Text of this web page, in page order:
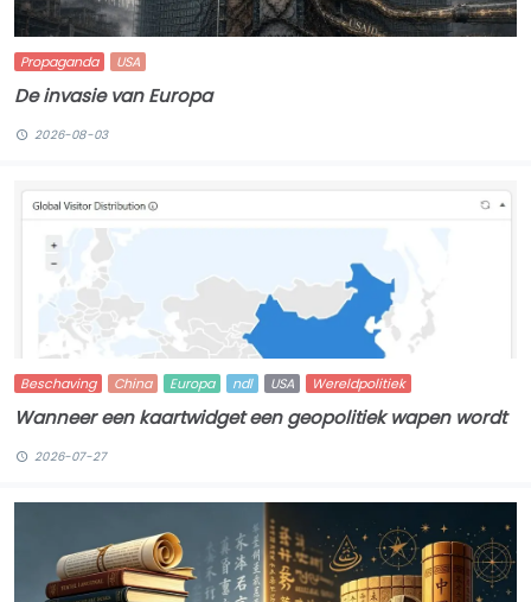
Propaganda USA
De invasie van Europa
2026-08-03
Beschaving China Europa ndl USA Wereldpolitiek
Wanneer een kaartwidget een geopolitiek wapen wordt
2026-07-27